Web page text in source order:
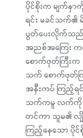
ပိုင်စိုးက မျက်နှာ
ရင်း မခင်သက်၏ မိ
ပွတ်ပေးလိုက်သည်။
အညစ်အကြေး
စောက်ဖုတ်ကြီး
သက် စောက်ဖုတ်က
အနီးကပ် ကြည့်ရ
သက်ကမူ လက်ကို
တင်ကာ သူမ၏ လ
ကြည့်နေသော ပို